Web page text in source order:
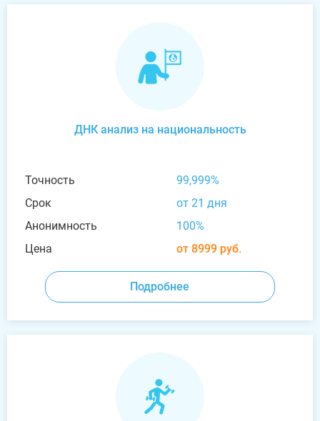
ДНК анализ на национальность
Точность
99,999%
Срок
от 21 дня
Анонимность
100%
Цена
от 8999 руб.
Подробнее